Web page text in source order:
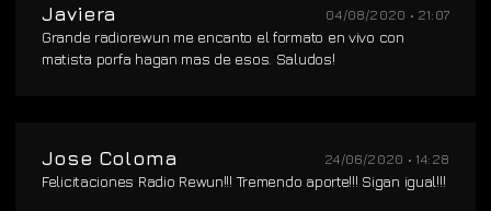
Javiera 04/08/2020 • 21:07
Grande radiorewun me encanto el formato en vivo con
matista porfa hagan mas de esos. Saludos!
Jose Coloma 24/06/2020 • 14:28
Felicitaciones Radio Rewun!!! Tremendo aporte!!! Sigan igual!!!